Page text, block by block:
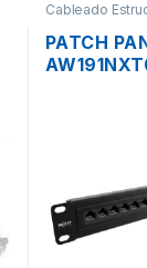
Cableado
PATCH